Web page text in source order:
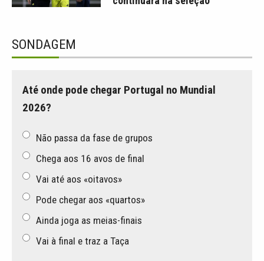
SONDAGEM
Até onde pode chegar Portugal no Mundial
2026?
Não passa da fase de grupos
Chega aos 16 avos de final
Vai até aos «oitavos»
Pode chegar aos «quartos»
Ainda joga as meias-finais
Vai à final e traz a Taça